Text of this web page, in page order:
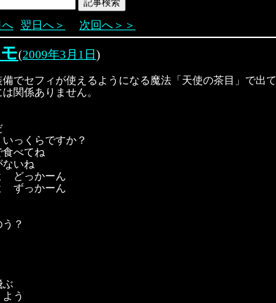
へ 翌日へ＞ 次回へ＞＞
(2009年3月1日 )
備でセフィが使えるようになる魔法「天使の茶目」で出
関係ありません。
っくらですか？
べてね
ないね
どっかーん
ずっかーん
？
ぶ
う